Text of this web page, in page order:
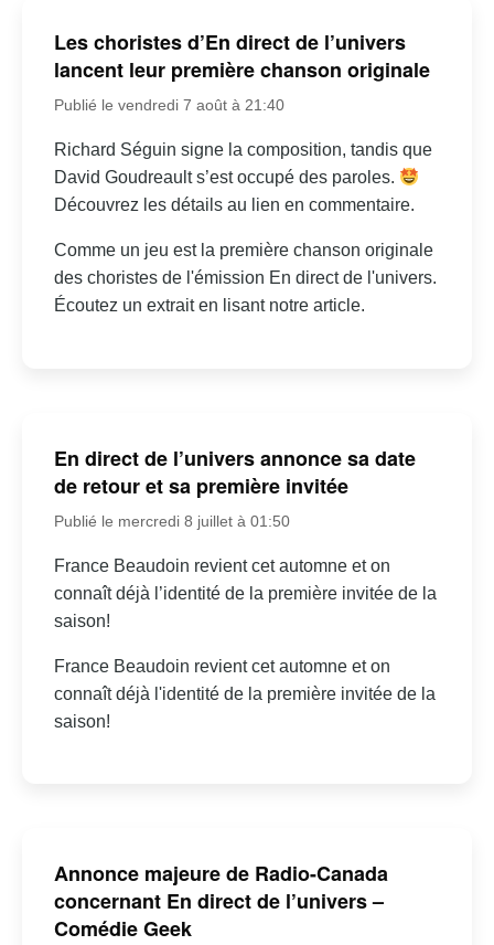
Les choristes d’En direct de l’univers
lancent leur première chanson originale
Publié le vendredi 7 août à 21:40
Richard Séguin signe la composition, tandis que
David Goudreault s’est occupé des paroles.
Découvrez les détails au lien en commentaire.
Comme un jeu est la première chanson originale
des choristes de l'émission En direct de l'univers.
Écoutez un extrait en lisant notre article.
En direct de l’univers annonce sa date
de retour et sa première invitée
Publié le mercredi 8 juillet à 01:50
France Beaudoin revient cet automne et on
connaît déjà l’identité de la première invitée de la
saison!
France Beaudoin revient cet automne et on
connaît déjà l'identité de la première invitée de la
saison!
Annonce majeure de Radio-Canada
concernant En direct de l’univers –
Comédie Geek